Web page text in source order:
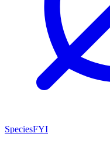
SpeciesFYI